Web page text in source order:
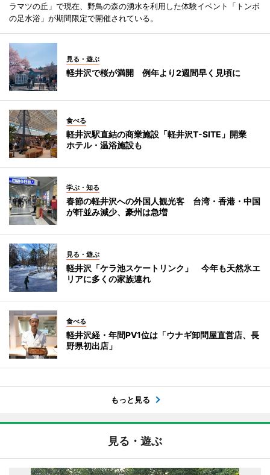
ラマツの丘」で現在、野鳥の森の湧水を利用した体験イベント「トンボ
の足水浴」が期間限定で開催されている。
見る・遊ぶ
軽井沢で桜が満開 例年より2週間早く見頃に
食べる
軽井沢駅直結の商業施設「軽井沢T-SITE」開業
ホテル・温浴施設も
学ぶ・知る
春節の軽井沢への外国人観光客 台湾・香港・中国
が軒並み減少、豪州は急増
見る・遊ぶ
軽井沢「ケラ池スケートリンク」 今年も天然氷エ
リアに多くの家族連れ
食べる
軽井沢経・年間PV1位は「ウナギ卸問屋直営店、長
野県初出店」
もっと見る
見る・遊ぶ